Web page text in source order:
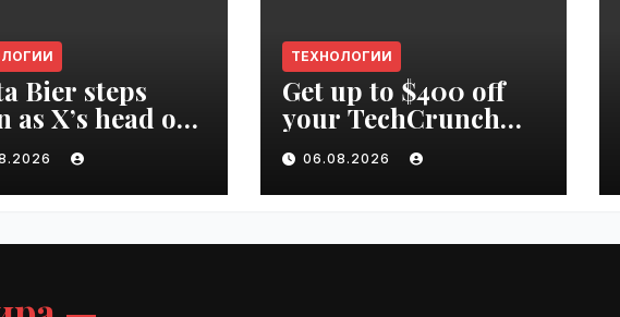
Bier steps
as X’s head of
| VseTime.ru
ТЕХНОЛОГИИ
Get up to $400 off
your TechCrunch
Disrupt 2026 pass
until Friday |
VseTime.ru
06.08.2026